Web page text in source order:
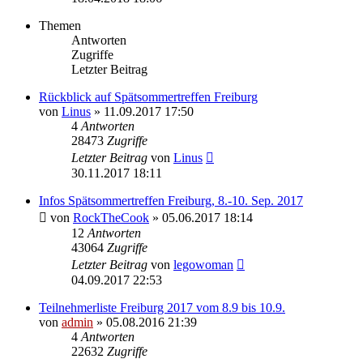
Themen
Antworten
Zugriffe
Letzter Beitrag
Rückblick auf Spätsommertreffen Freiburg
von Linus » 11.09.2017 17:50
4 Antworten
28473 Zugriffe
Letzter Beitrag von Linus
30.11.2017 18:11
Infos Spätsommertreffen Freiburg, 8.-10. Sep. 2017
von RockTheCook » 05.06.2017 18:14
12 Antworten
43064 Zugriffe
Letzter Beitrag von legowoman
04.09.2017 22:53
Teilnehmerliste Freiburg 2017 vom 8.9 bis 10.9.
von admin » 05.08.2016 21:39
4 Antworten
22632 Zugriffe